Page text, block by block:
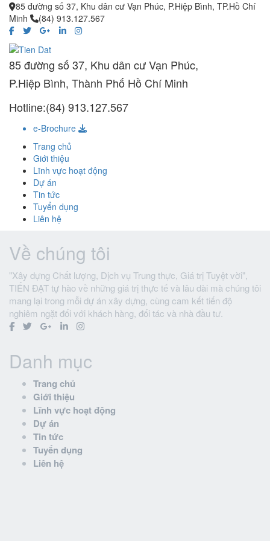
85 đường số 37, Khu dân cư Vạn Phúc, P.Hiệp Bình, TP.Hồ Chí
Minh
(84) 913.127.567
85 đường số 37, Khu dân cư Vạn Phúc,
P.Hiệp Bình, Thành Phố Hồ Chí Minh
Hotline:(84) 913.127.567
e-Brochure
Trang chủ
Giới thiệu
Lĩnh vực hoạt động
Dự án
Tin tức
Tuyển dụng
Liên hệ
Về chúng tôi
"Xây dựng Chất lượng, Dịch vụ Trung thực, Giá trị Tuyệt vời",
TIẾN ĐẠT tự hào về những giá trị thực tế và lâu dài mà chúng tôi
mang lại trong mỗi dự án xây dựng, cùng cam kết tiến độ
nghiêm ngặt đối với khách hàng, đối tác và nhà đầu tư.
Danh mục
Trang chủ
Giới thiệu
Lĩnh vực hoạt động
Dự án
Tin tức
Tuyển dụng
Liên hệ